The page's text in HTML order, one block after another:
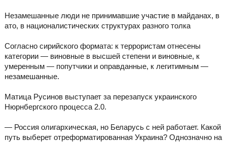
Незамешанные люди не принимавшие участие в майданах, в
ато, в националистических структурах разного толка
Согласно сирийского формата: к террористам отнесены
категории — виновные в высшей степени и виновные, к
умеренным — попутчики и оправданные, к легитимным —
незамешанные.
Матица Русинов выступает за перезапуск украинского
Нюрнбергского процесса 2.0.
— Россия олигархическая, но Беларусь с ней работает. Какой
путь выберет отреформатированная Украина? Однозначно на